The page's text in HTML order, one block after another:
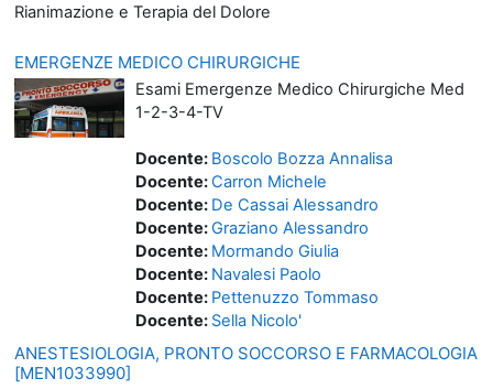
Rianimazione e Terapia del Dolore
EMERGENZE MEDICO CHIRURGICHE
Esami Emergenze Medico Chirurgiche Med
1-2-3-4-TV
Docente: Boscolo Bozza Annalisa
Docente:Carron Michele
Docente: De Cassai Alessandro
Docente:Graziano Alessandro
Docente: Mormando Giulia
Docente: Navalesi Paolo
Docente: Pettenuzzo Tommaso
Docente: Sella Nicolo'
ANESTESIOLOGIA, PRONTO SOCCORSO E FARMACOLOGIA
[MEN1033990]